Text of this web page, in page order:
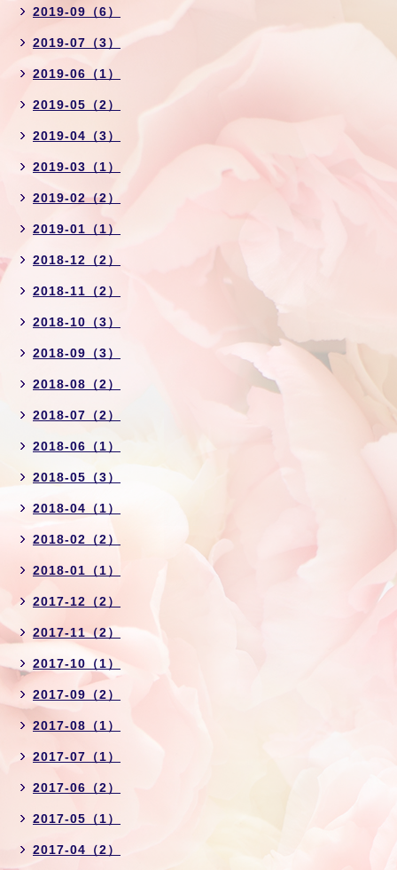
2019-09（6）
2019-07（3）
2019-06（1）
2019-05（2）
2019-04（3）
2019-03（1）
2019-02（2）
2019-01（1）
2018-12（2）
2018-11（2）
2018-10（3）
2018-09（3）
2018-08（2）
2018-07（2）
2018-06（1）
2018-05（3）
2018-04（1）
2018-02（2）
2018-01（1）
2017-12（2）
2017-11（2）
2017-10（1）
2017-09（2）
2017-08（1）
2017-07（1）
2017-06（2）
2017-05（1）
2017-04（2）